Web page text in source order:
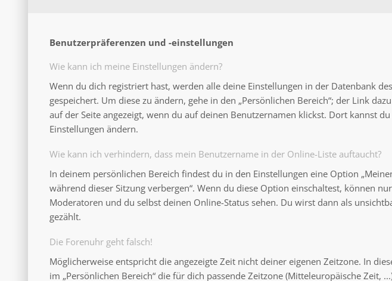
Benutzerpräferenzen und -einstellungen
Wie kann ich meine Einstellungen ändern?
Wenn du dich registriert hast, werden alle deine Einstellungen in der Datenbank
gespeichert. Um diese zu ändern, gehe in den „Persönlichen Bereich“; der Link
auf der Seite angezeigt, wenn du auf deinen Benutzernamen klickst. Dort kannst
Einstellungen ändern.
Wie kann ich verhindern, dass mein Benutzername in der Online-Liste auftaucht?
In deinem persönlichen Bereich findest du in den Einstellungen eine Option
während dieser Sitzung verbergen“. Wenn du diese Option einschaltest, können
Moderatoren und du selbst deinen Online-Status sehen. Du wirst dann als
gezählt.
Die Forenuhr geht falsch!
Möglicherweise entspricht die angezeigte Zeit nicht deiner eigenen Zeitzone. In
im „Persönlichen Bereich“ die für dich passende Zeitzone (Mitteleuropäische Zeit,